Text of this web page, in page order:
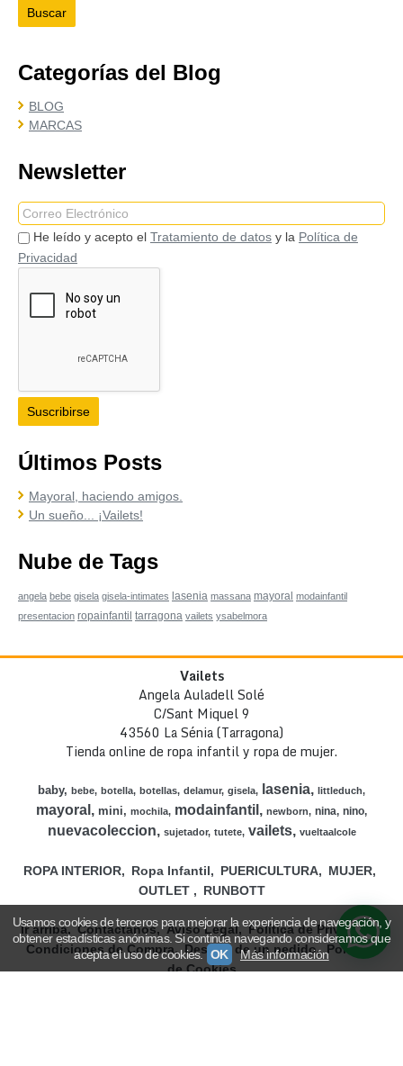
Categorías del Blog
BLOG
MARCAS
Newsletter
He leído y acepto el Tratamiento de datos y la Política de
Privacidad
Últimos Posts
Mayoral, haciendo amigos.
Un sueño... ¡Vailets!
Nube de Tags
angela bebe gisela gisela-intimates lasenia massana mayoral modainfantil
presentacion ropainfantil tarragona vailets ysabelmora
Vailets
Angela Auladell Solé
C/Sant Miquel 9
43560 La Sénia (Tarragona)
Tienda online de ropa infantil y ropa de mujer.
baby bebe botella botellas delamur gisela lasenia littleduch
mayoral mini mochila modainfantil newborn nina nino
nuevacoleccion sujetador tutete vailets vueltaalcole
ROPA INTERIOR Ropa Infantil PUERICULTURA
MUJER
OUTLET
RUNBOTT
Ir arriba Contáctanos Aviso Legal
Política de Privacidad
Condiciones de Compra
Desistir de un pedido
Políticas
de Cookies
Usamos cookies de terceros para mejorar la experiencia de navegación, y
obtener estadísticas anónimas. Si continúa navegando consideramos que
acepta el uso de cookies. OK Más información